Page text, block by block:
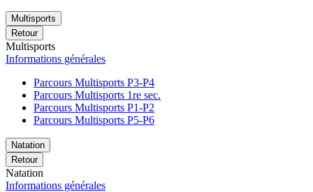
Multisports
Retour
Multisports
Informations générales
Parcours Multisports P3-P4
Parcours Multisports 1re sec.
Parcours Multisports P1-P2
Parcours Multisports P5-P6
Natation
Retour
Natation
Informations générales